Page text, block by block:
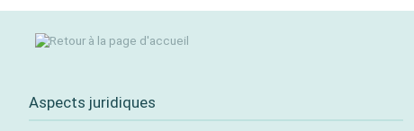
Aspects juridiques